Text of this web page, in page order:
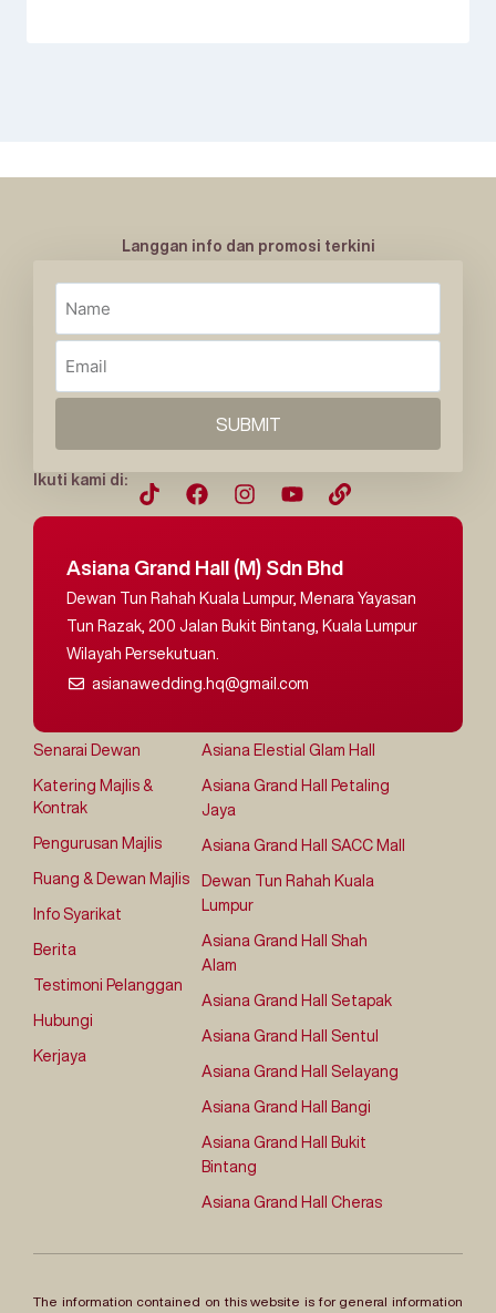
Langgan info dan promosi terkini
SUBMIT
Ikuti kami di:
Asiana Grand Hall (M) Sdn Bhd
Dewan Tun Rahah Kuala Lumpur, Menara Yayasan
Tun Razak, 200 Jalan Bukit Bintang, Kuala Lumpur
Wilayah Persekutuan.
asianawedding.hq@gmail.com
Senarai Dewan
Katering Majlis &
Kontrak
Pengurusan Majlis
Ruang & Dewan Majlis
Info Syarikat
Berita
Testimoni Pelanggan
Hubungi
Kerjaya
Asiana Elestial Glam Hall
Asiana Grand Hall Petaling
Jaya
Asiana Grand Hall SACC Mall
Dewan Tun Rahah Kuala
Lumpur
Asiana Grand Hall Shah
Alam
Asiana Grand Hall Setapak
Asiana Grand Hall Sentul
Asiana Grand Hall Selayang
Asiana Grand Hall Bangi
Asiana Grand Hall Bukit
Bintang
Asiana Grand Hall Cheras
The information contained on this website is for general information